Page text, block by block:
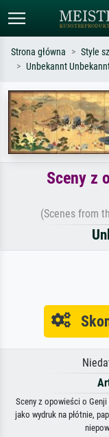
Szukaj wg artysty, tytułu
Monet, Gwiaździsta
impresjonizm, fala
Strona główna Style
Unbekannt
Sceny z
(Scenes from
Sceny z opowieści o Genji
jako wydruk na płótnie,